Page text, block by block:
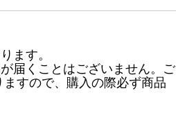
ます。
届くことはございません。ご
すので、購入の際必ず商品